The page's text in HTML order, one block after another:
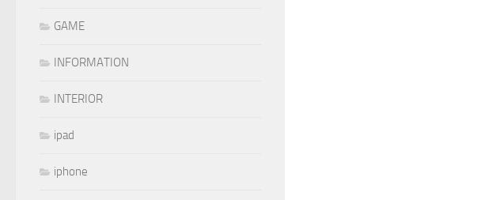
GAME
INFORMATION
INTERIOR
ipad
iphone